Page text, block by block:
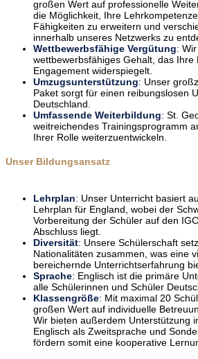
großen Wert auf professionelle
die Möglichkeit, Ihre
Fähigkeiten zu erweitern und
innerhalb unseres Netzwerks zu
Wettbewerbsfähige Vergütung:
wettbewerbsfähiges Gehalt, das Ihre
Engagement widerspiegelt.
Umzugsunterstützung: Unser
Paket sorgt für einen reibungslosen
Deutschland.
Umfassende Weiterbildung: St.
weitreichendes Trainingsprogramm
Ihrer Rolle weiterzuentwickeln.
Unser Bildungsansatz
Lehrplan: Unser Unterricht basiert
Lehrplan für England, wobei der
Vorbereitung der Schüler auf den
Abschluss liegt.
Diversität: Unsere Schülerschaft
Nationalitäten zusammen, was eine
bereichernde Unterrichtserfahrung
Sprache: Englisch ist die primäre
alle Schülerinnen und Schüler
Klassengröße: Mit maximal 20
großen Wert auf individuelle
Wir bieten außerdem Unterstützung
Englisch als Zweitsprache und
fördern somit eine kooperative